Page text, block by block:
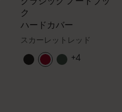
ク
ハードカバー
スカーレットレッド
+4